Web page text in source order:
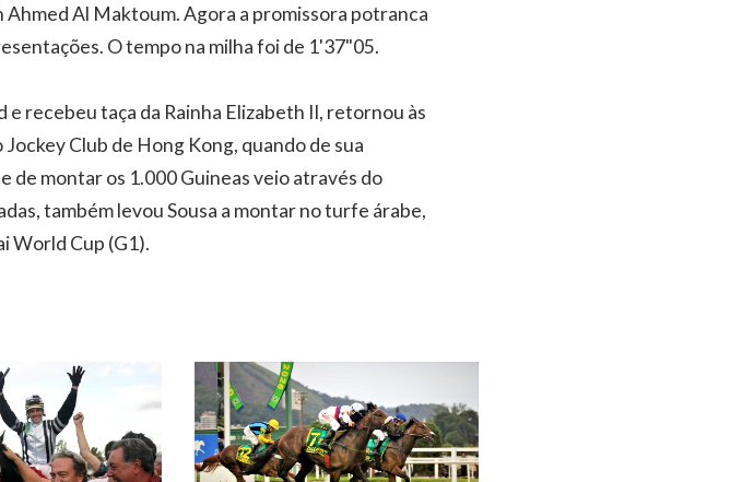
Al Maktoum. Agora a promissora potranca
O tempo na milha foi de 1'37"05.
recebeu taça da Rainha Elizabeth II, retornou às
Club de Hong Kong, quando de sua
de montar os 1.000 Guineas veio através do
também levou Sousa a montar no turfe árabe,
World Cup (G1).